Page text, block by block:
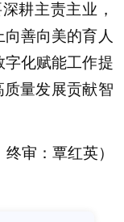
耕主责主业，
善向美的育人
化赋能工作提
质量发展贡献智
审：覃红英）